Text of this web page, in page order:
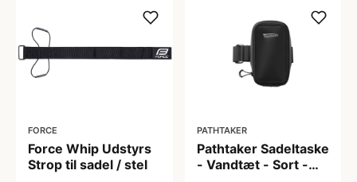
FORCE
Force Whip Udstyrs
Strop til sadel / stel
PATHTAKER
Pathtaker Sadeltaske
- Vandtæt - Sort -